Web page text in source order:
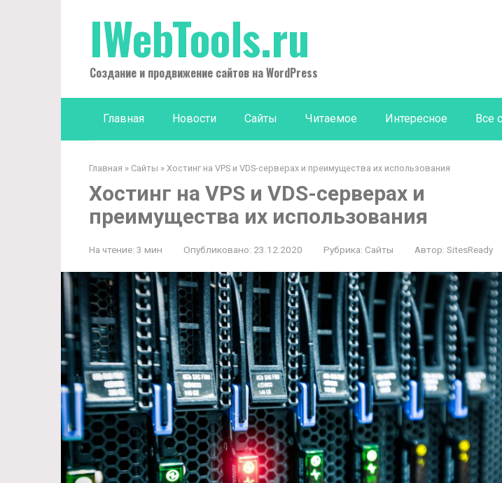
IWebTools.ru
Создание и продвижение сайтов на WordPress
Главная Новости Сайты Читаемое Интересное Все
Главная » Сайты » Хостинг на VPS и VDS-серверах и преимущества их использования
Хостинг на VPS и VDS-серверах и
преимущества их использования
На чтение: 3 мин Опубликовано: 23.12.2020 Рубрика: Сайты Автор: SitesReady